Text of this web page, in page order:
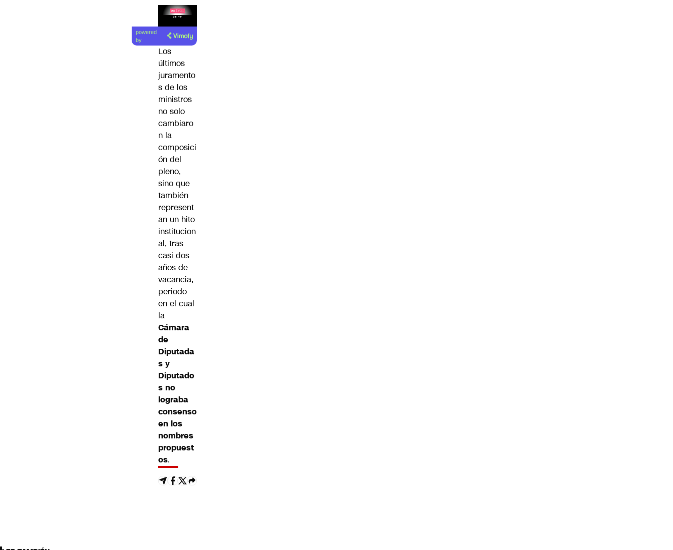
Lea el
artículo
powered
by
Los
últimos
juramento
s de los
ministros
no solo
cambiaro
n la
composici
ón del
pleno,
sino que
también
represent
an un hito
institucion
al, tras
casi dos
años de
vacancia,
periodo
en el cual
la
Cámara
de
Diputada
s y
Diputado
s no
lograba
consenso
en los
nombres
propuest
os.